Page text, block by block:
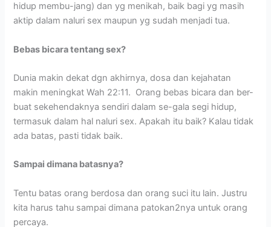
hidup membu-jang) dan yg menikah, baik bagi yg masih
aktip dalam naluri sex maupun yg sudah menjadi tua.
Bebas bicara tentang sex?
Dunia makin dekat dgn akhirnya, dosa dan kejahatan
makin meningkat Wah 22:11. Orang bebas bicara dan ber-
buat sekehendaknya sendiri dalam se-gala segi hidup,
termasuk dalam hal naluri sex. Apakah itu baik? Kalau tidak
ada batas, pasti tidak baik.
Sampai dimana batasnya?
Tentu batas orang berdosa dan orang suci itu lain. Justru
kita harus tahu sampai dimana patokan2nya untuk orang
percaya.